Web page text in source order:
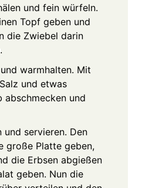
und fein würfeln.
Topf geben und
die Zwiebel darin
warmhalten. Mit
und etwas
abschmecken und
und servieren. Den
große Platte geben,
die Erbsen abgießen
geben. Nun die